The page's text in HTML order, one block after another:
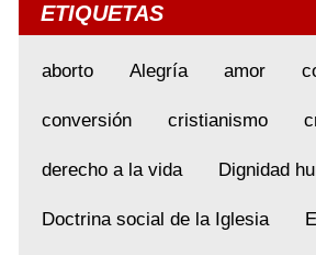
ETIQUETAS
aborto Alegría amor
conversión cristianismo
derecho a la vida Dignidad
Doctrina social de la Iglesia